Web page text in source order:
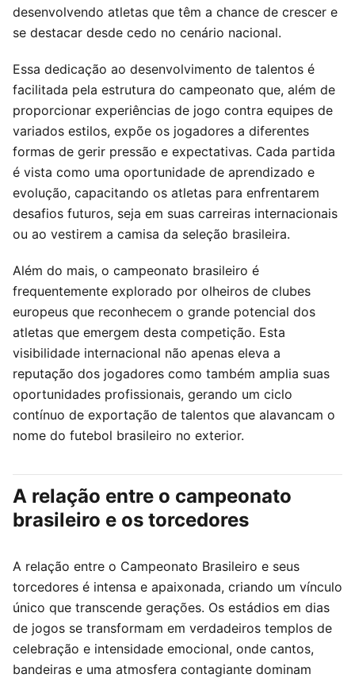
desenvolvendo atletas que têm a chance de crescer e
se destacar desde cedo no cenário nacional.
Essa dedicação ao desenvolvimento de talentos é
facilitada pela estrutura do campeonato que, além de
proporcionar experiências de jogo contra equipes de
variados estilos, expõe os jogadores a diferentes
formas de gerir pressão e expectativas. Cada partida
é vista como uma oportunidade de aprendizado e
evolução, capacitando os atletas para enfrentarem
desafios futuros, seja em suas carreiras internacionais
ou ao vestirem a camisa da seleção brasileira.
Além do mais, o campeonato brasileiro é
frequentemente explorado por olheiros de clubes
europeus que reconhecem o grande potencial dos
atletas que emergem desta competição. Esta
visibilidade internacional não apenas eleva a
reputação dos jogadores como também amplia suas
oportunidades profissionais, gerando um ciclo
contínuo de exportação de talentos que alavancam o
nome do futebol brasileiro no exterior.
A relação entre o campeonato
brasileiro e os torcedores
A relação entre o Campeonato Brasileiro e seus
torcedores é intensa e apaixonada, criando um vínculo
único que transcende gerações. Os estádios em dias
de jogos se transformam em verdadeiros templos de
celebração e intensidade emocional, onde cantos,
bandeiras e uma atmosfera contagiante dominam